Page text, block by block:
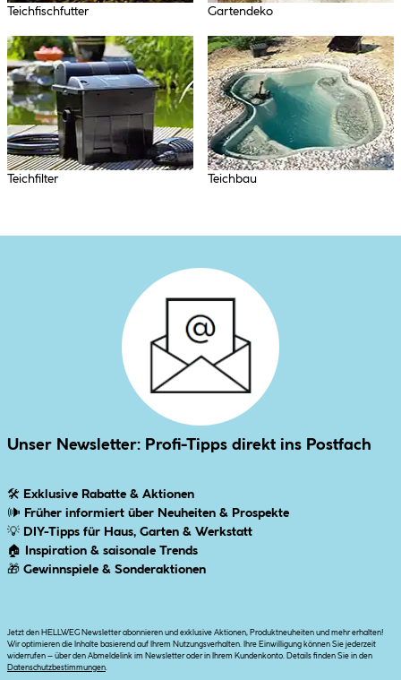
Teichfischfutter Gartendeko
Teichfilter Teichbau
Unser Newsletter: Profi-Tipps direkt ins Postfach
🛠 Exklusive Rabatte & Aktionen
🕪 Früher informiert über Neuheiten & Prospekte
💡 DIY-Tipps für Haus, Garten & Werkstatt
🏠
Inspiration & saisonale Trends
🎁 Gewinnspiele & Sonderaktionen
Jetzt den HELLWEG Newsletter abonnieren und exklusive Aktionen, Produktneuheiten und mehr erhalten!
Wir optimieren die Inhalte basierend auf Ihrem Nutzungsverhalten. Ihre Einwilligung können Sie jederzeit
widerrufen – über den Abmeldelink im Newsletter oder in Ihrem Kundenkonto. Details finden Sie in den
Datenschutzbestimmungen.